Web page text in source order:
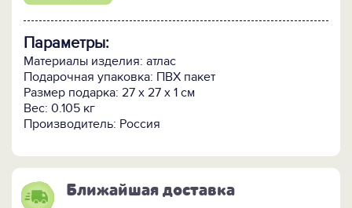
Параметры:
Материалы изделия: атлас
Подарочная упаковка: ПВХ пакет
Размер подарка: 27 х 27 х 1 см
Вес: 0.105 кг
Производитель: Россия
Ближайшая доставка